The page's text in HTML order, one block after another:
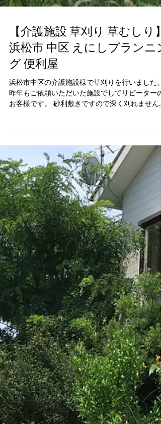
【介護施設 草刈り 草むしり】
浜松市 中区 えにしプランニン
グ 便利屋
浜松市中区の介護施設様で草刈りを行いました。
お客様です。 砂利敷きですので深く刈れませんが
この程度の仕上がりです。 雑草でお困りの方は是
非便利屋えにしにご相談ください。 えにしプラン
ニング 浜松市・磐田市・袋井市・掛川市・湖西
市...